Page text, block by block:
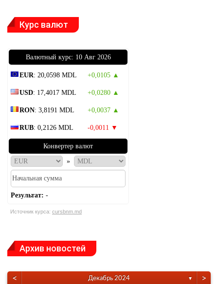
Курс валют
Bалютный курс: 10 Авг 2026
EUR: 20,0598 MDL +0,0105 ▲
USD: 17,4017 MDL +0,0280 ▲
RON: 3,8191 MDL +0,0037 ▲
RUB: 0,2126 MDL -0,0011 ▼
Конвертер валют
»
Результат: -
Источник курса: cursbnm.md
Архив новостей
< Декабрь 2024 ▼ >